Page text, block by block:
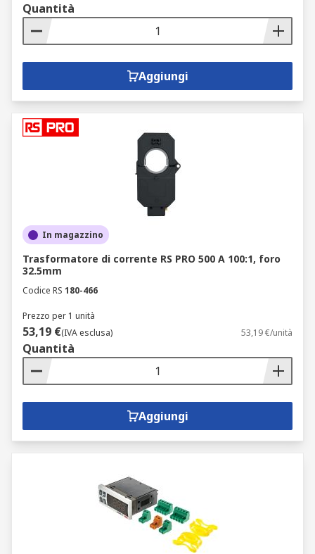
Quantità
Aggiungi
In magazzino
Trasformatore di corrente RS PRO 500 A 100:1, foro
32.5mm
Codice RS 180-466
Prezzo per 1 unità
53,19 €(IVA esclusa) 53,19 €/unità
Quantità
Aggiungi